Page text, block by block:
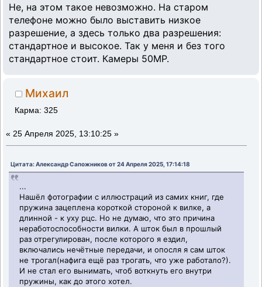
Не, на этом такое невозможно. На старом
телефоне можно было выставить низкое
разрешение, а здесь только два разрешения:
стандартное и высокое. Так у меня и без того
стандартное стоит. Камеры 50МР.
Михаил
Карма: 325
« 25 Апреля 2025, 13:10:25 »
Цитата: Александр Сапожников от 24 Апреля 2025, 17:14:18
...
Нашёл фотографии с иллюстраций из самих книг, где
пружина зацеплена короткой стороной к вилке, а
длинной - к уху рцс. Но не думаю, что это причина
неработоспособности вилки. А шток был в прошлый
раз отрегулирован, после которого я ездил,
включались нечётные передачи, и опосля я сам шток
не трогал(нафига ещё раз трогать, что уже работало?).
И не стал его вынимать, чтоб воткнуть его внутри
пружины, как до этого хотел.